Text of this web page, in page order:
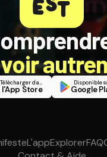
Télécharger dans
l'App Store
Disponible
Google
L'appExplorerFAQ